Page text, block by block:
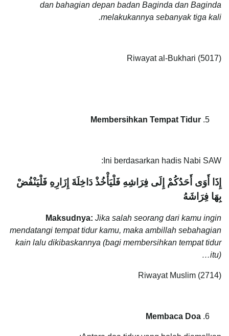
dan bahagian depan badan Baginda dan Baginda
melakukannya sebanyak tiga kali.
Riwayat al-Bukhari (5017)
Membersihkan Tempat Tidur
Ini berdasarkan hadis Nabi SAW:
إِذَا أَوَى أَحَدُكُمْ إِلَى فِرَاشِهِ فَلْيَأْخُذْ دَاخِلَةَ إِزَارِهِ فَلْيَنْفُضْ
بِهَا فِرَاشَهُ
Maksudnya: Jika salah seorang dari kamu ingin
mendatangi tempat tidur kamu, maka ambillah sebahagian
kain lalu dikibaskannya (bagi membersihkan tempat tidur
itu)…
Riwayat Muslim (2714)
Membaca Doa